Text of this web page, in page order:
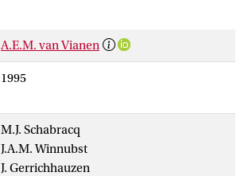
A.E.M. van Vianen
1995
M.J. Schabracq
J.A.M. Winnubst
J. Gerrichhauzen